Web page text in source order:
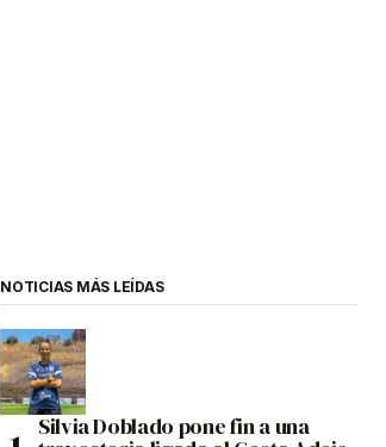
NOTICIAS MÁS LEÍDAS
Silvia Doblado pone fin a una